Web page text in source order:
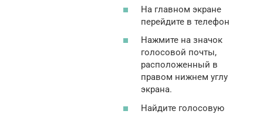
На главном экране
перейдите в телефон
Нажмите на значок
голосовой почты,
расположенный в
правом нижнем углу
экрана.
Найдите голосовую